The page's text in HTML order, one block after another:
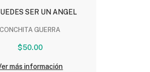
SER UN ANGEL
CONCHITA GUERRA
$50.00
más información